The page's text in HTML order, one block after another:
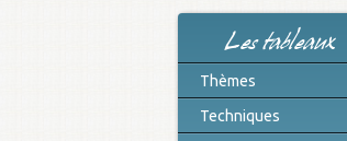
Les tableaux
Thèmes
Techniques